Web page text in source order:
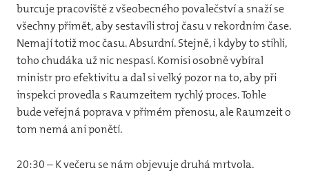
burcuje pracoviště z všeobecného povalečství a snaží se
všechny přimět, aby sestavili stroj času v rekordním čase.
Nemají totiž moc času. Absurdní. Stejně, i kdyby to stihli,
toho chudáka už nic nespasí. Komisi osobně vybíral
ministr pro efektivitu a dal si velký pozor na to, aby při
inspekci provedla s Raumzeitem rychlý proces. Tohle
bude veřejná poprava v přímém přenosu, ale Raumzeit o
tom nemá ani ponětí.
20:30 – K večeru se nám objevuje druhá mrtvola.